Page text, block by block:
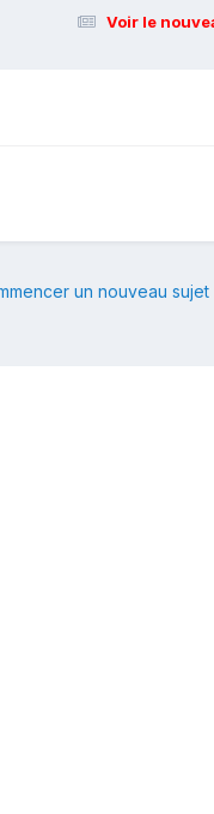
Voir le
un nouveau sujet